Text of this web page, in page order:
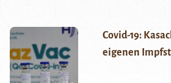
Covid-19:
eigenen